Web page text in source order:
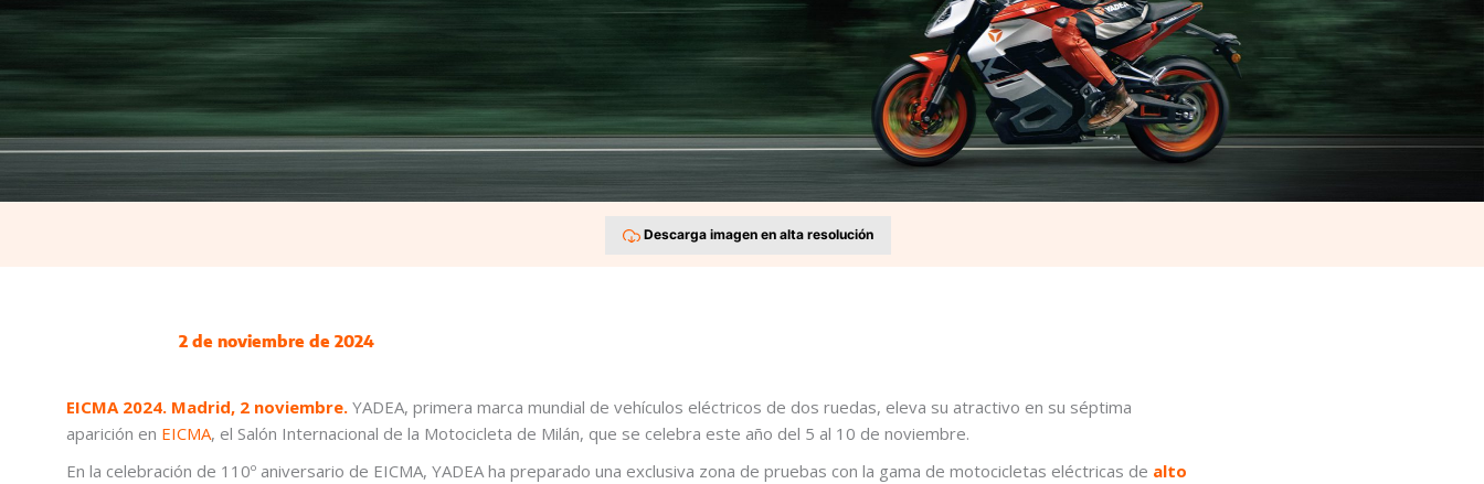
Descarga imagen en alta resolución
2 de noviembre de 2024
EICMA 2024. Madrid, 2 noviembre. YADEA, primera marca mundial de vehículos eléctricos de dos ruedas, eleva su atractivo en su séptima
aparición en EICMA, el Salón Internacional de la Motocicleta de Milán, que se celebra este año del 5 al 10 de noviembre.
En la celebración de 110º aniversario de EICMA, YADEA ha preparado una exclusiva zona de pruebas con la gama de motocicletas eléctricas de alto